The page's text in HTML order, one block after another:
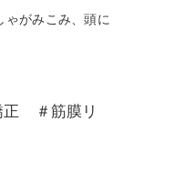
ゃがみこみ、頭に
＃筋膜リ